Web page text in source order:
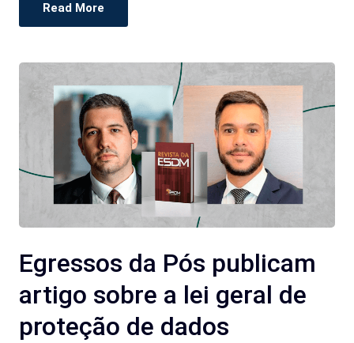
Read More
Egressos da Pós publicam
artigo sobre a lei geral de
proteção de dados